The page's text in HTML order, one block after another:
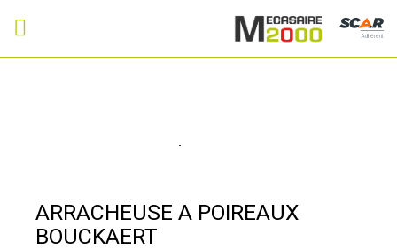
Adhérent
ARRACHEUSE A POIREAUX
BOUCKAERT